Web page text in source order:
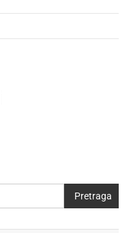
Pretraga